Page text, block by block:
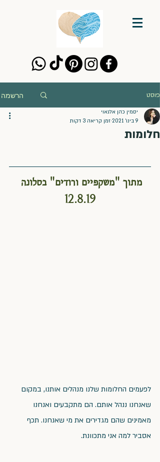
פוסט הרשמה
חלומות
יסמין כהן אלגאוי
9 בינו׳ 2021
זמן קריאה 3 דקות
מתוך "משקפיים ורודים" בסלונה
12.8.19
לפעמים החלומות שלנו מנהלים אותנו, במקום
שאנחנו ננהל אותם. הם מתקבעים ואנחנו
מאמינים שהם מגדירים את מי שאנחנו. תכף
אסביר למה אני מתכוונת.